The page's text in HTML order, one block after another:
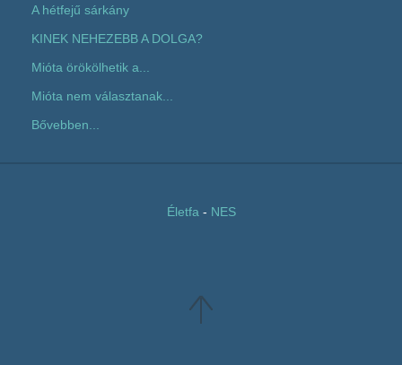
A hétfejű sárkány
KINEK NEHEZEBB A DOLGA?
Mióta örökölhetik a...
Mióta nem választanak...
Bővebben...
Életfa - NES